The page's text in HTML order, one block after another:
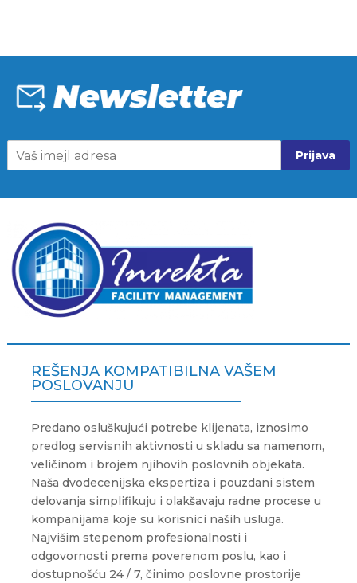
Prijava
REŠENJA KOMPATIBILNA VAŠEM
POSLOVANJU
Predano osluškujući potrebe klijenata, iznosimo
predlog servisnih aktivnosti u skladu sa namenom,
veličinom i brojem njihovih poslovnih objekata.
Naša dvodecenijska ekspertiza i pouzdani sistem
delovanja simplifikuju i olakšavaju radne procese u
kompanijama koje su korisnici naših usluga.
Najvišim stepenom profesionalnosti i
odgovornosti prema poverenom poslu, kao i
dostupnošću 24 / 7, činimo poslovne prostorije